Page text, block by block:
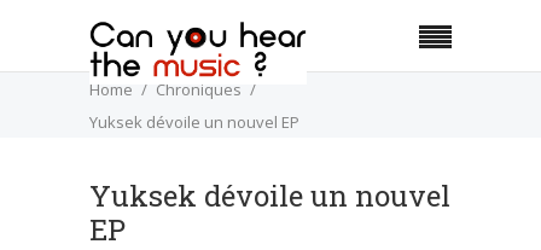
Home
Chroniques
Yuksek dévoile un nouvel EP
Yuksek dévoile un nouvel
EP